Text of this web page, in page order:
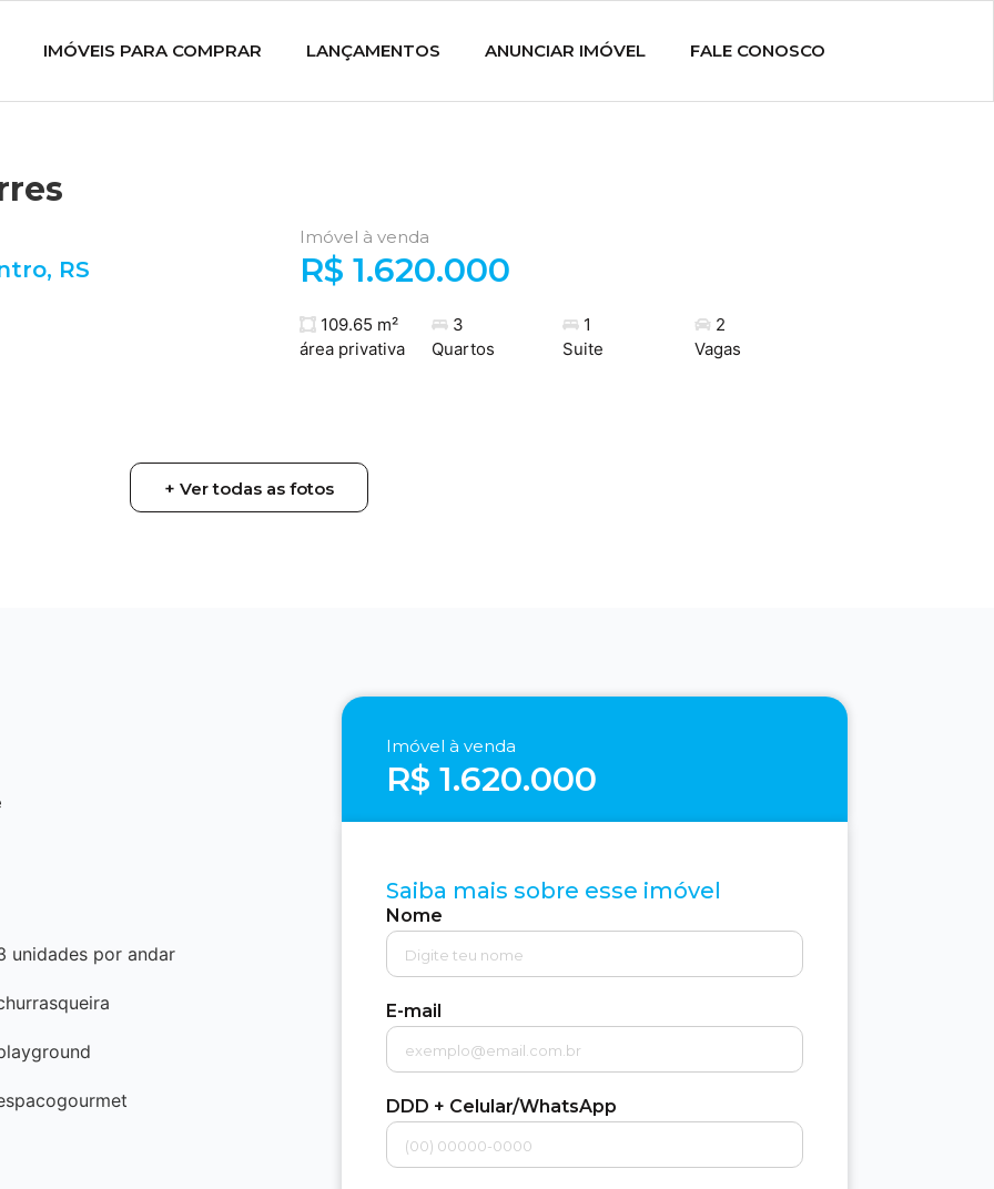
IMÓVEIS PARA COMPRAR LANÇAMENTOS ANUNCIAR IMÓVEL FALE CONOSCO
, RS
Imóvel à venda
R$ 1.620.000
109.65 m²
área privativa
3
Quartos
1
Suite
2
Vagas
+ Ver todas as fotos
unidades por andar
Imóvel à venda
R$ 1.620.000
Saiba mais sobre esse imóvel
Nome
E-mail
DDD + Celular/WhatsApp